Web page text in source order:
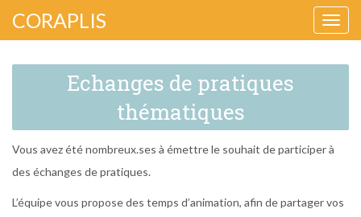
CORAPLIS
Echanges de pratiques
thématiques
Vous avez été nombreux.ses à émettre le souhait de participer à
des échanges de pratiques.
L’équipe vous propose des temps d’animation, afin de partager vos